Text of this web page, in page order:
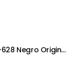
Tóner Konica Minolta TN-628 Negro Original – Compatible con Bizhub 650i (Rendimiento 24,000 páginas)